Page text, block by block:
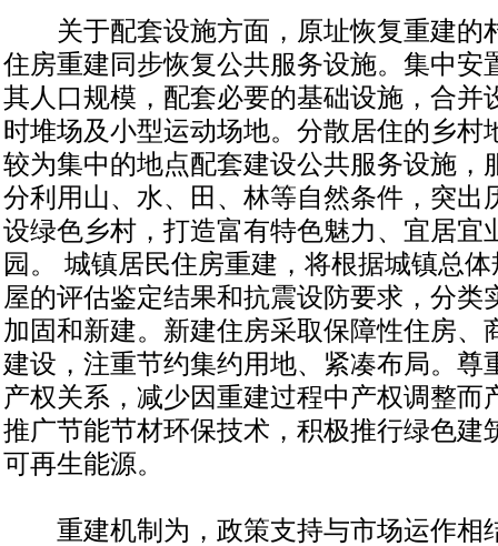
关于配套设施方面，原址恢复重建的
住房重建同步恢复公共服务设施。集中安
其人口规模，配套必要的基础设施，合并
时堆场及小型运动场地。分散居住的乡村
较为集中的地点配套建设公共服务设施，
分利用山、水、田、林等自然条件，突出
设绿色乡村，打造富有特色魅力、宜居宜
园。 城镇居民住房重建，将根据城镇总
屋的评估鉴定结果和抗震设防要求，分类
加固和新建。新建住房采取保障性住房、
建设，注重节约集约用地、紧凑布局。尊
产权关系，减少因重建过程中产权调整而
推广节能节材环保技术，积极推行绿色建
可再生能源。
重建机制为，政策支持与市场运作相